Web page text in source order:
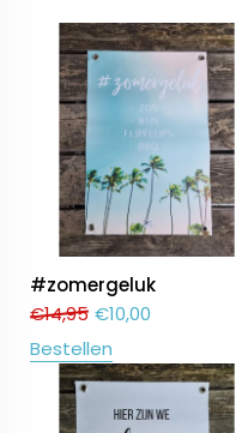
#zomergeluk
€14,95 €10,00
Bestellen